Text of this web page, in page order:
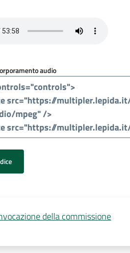
audio
della commissione